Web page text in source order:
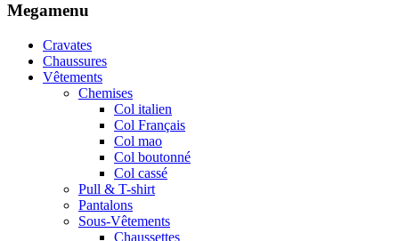
Megamenu
Cravates
Chaussures
Vêtements
Chemises
Col italien
Col Français
Col mao
Col boutonné
Col cassé
Pull & T-shirt
Pantalons
Sous-Vêtements
Chaussettes